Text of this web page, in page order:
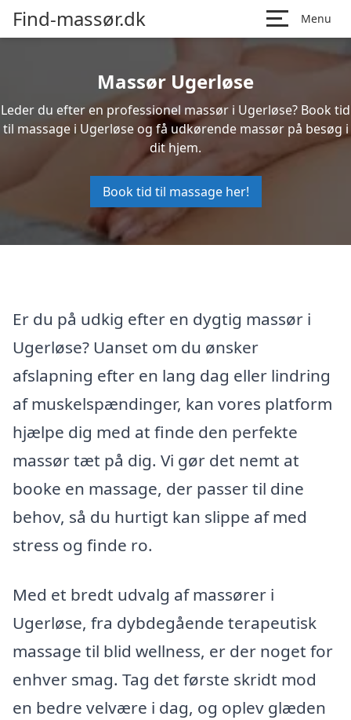
Find-massør.dk Menu
Massør Ugerløse
Leder du efter en professionel massør i Ugerløse? Book tid
til massage i Ugerløse og få udkørende massør på besøg i
dit hjem.
Book tid til massage her!
Er du på udkig efter en dygtig massør i
Ugerløse? Uanset om du ønsker
afslapning efter en lang dag eller lindring
af muskelspændinger, kan vores platform
hjælpe dig med at finde den perfekte
massør tæt på dig. Vi gør det nemt at
booke en massage, der passer til dine
behov, så du hurtigt kan slippe af med
stress og finde ro.
Med et bredt udvalg af massører i
Ugerløse, fra dybdegående terapeutisk
massage til blid wellness, er der noget for
enhver smag. Tag det første skridt mod
en bedre velvære i dag, og oplev glæden